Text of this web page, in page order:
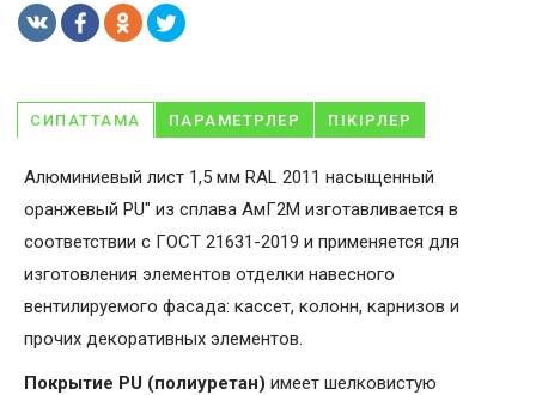
СИПАТТАМА ПАРАМЕТРЛЕР ПІКІРЛЕР
Алюминиевый лист 1,5 мм RAL 2011 насыщенный
оранжевый PU" из сплава АмГ2М изготавливается в
соответствии с ГОСТ 21631-2019 и применяется для
изготовления элементов отделки навесного
вентилируемого фасада: кассет, колонн, карнизов и
прочих декоративных элементов.
Покрытие PU (полиуретан) имеет шелковистую